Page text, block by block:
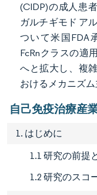
(CIDP)の成人患
ガルチギモド ア
ついて米国FDA
FcRnクラスの適
へと拡大し、複
おけるメカニズ
自己免疫治療産
1. はじめに
1.1 研究の前提
1.2 研究のスコ